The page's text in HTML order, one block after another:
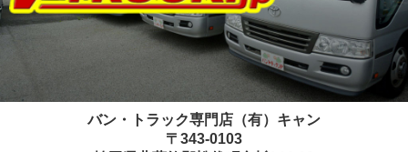
バン・トラック専門店（有）キャン
〒343-0103